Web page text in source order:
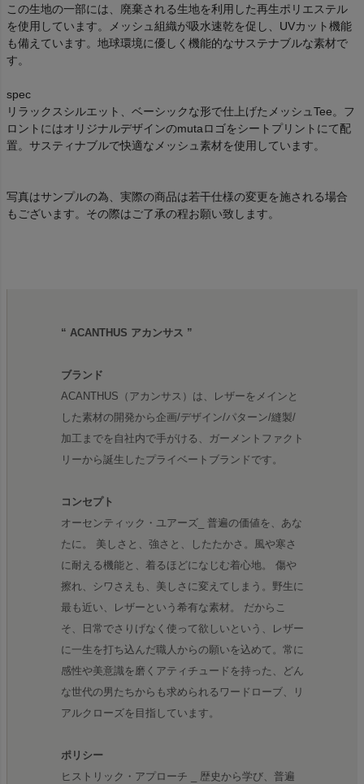
この生地の一部には、廃棄される生地を利用した再生ポリエステル
を使用しています。メッシュ組織が吸水速乾を促し、UVカット機能
も備えています。地球環境に優しく機能的なサステナブルな素材で
す。
spec
リラックスシルエット、ベーシックな形で仕上げたメッシュTee。フ
ロントにはオリジナルデザインのmutaロゴをシートプリントにて配
置。サスティナブルで快適なメッシュ素材を使用しています。
写真はサンプルの為、実際の商品は若干仕様の変更を施される場合
もございます。その際はご了承の程お願い致します。
“ ACANTHUS アカンサス ”
ブランド
ACANTHUS（アカンサス）は、レザーをメインと
した素材の開発から企画/デザイン/パターン/縫製/
加工までを自社内で手がける、ガーメントファクト
リーから誕生したプライベートブランドです。
コンセプト
オーセンティック・ユアーズ_ 普遍の価値を、あな
たに。 美しさと、強さと、したたかさ。風や寒さ
に耐える機能と、着るほどになじむ着心地。 傷や
擦れ、シワさえも、美しさに変えてしまう。野生に
最も近い、レザーという希有な素材。 だからこ
そ、日常でさりげなく使って欲しいという、レザー
に一生を打ち込んだ職人からの願いを込めて。常に
感性や美意識を磨くアティチュードを持った、どん
な世代の男たちからも求められるワードローブ、リ
アルクローズを目指しています。
ポリシー
ヒストリック・アプローチ _ 歴史から学び、普遍